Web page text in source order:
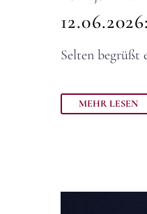
12.06.2026:
Selten begrüßt
MEHR LESEN